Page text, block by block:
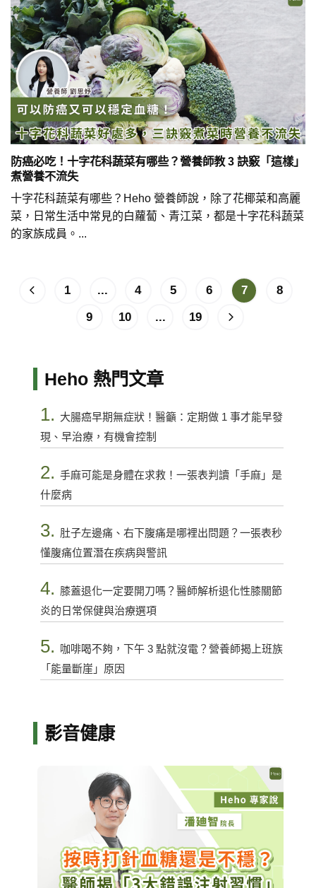
防癌必吃！十字花科蔬菜有哪些？營養師教 3 訣竅「這樣」
煮營養不流失
十字花科蔬菜有哪些？Heho 營養師說，除了花椰菜和高麗
菜，日常生活中常見的白蘿蔔、青江菜，都是十字花科蔬菜
的家族成員。...
1 ... 4 5 6 7
8
9
10 ... 19
Heho 熱門文章
1. 大腸癌早期無症狀！醫籲：定期做 1 事才能早發
現、早治療，有機會控制
2. 手麻可能是身體在求救！一張表判讀「手麻」是
什麼病
3. 肚子左邊痛、右下腹痛是哪裡出問題？一張表秒
懂腹痛位置潛在疾病與警訊
4. 膝蓋退化一定要開刀嗎？醫師解析退化性膝關節
炎的日常保健與治療選項
5.
咖啡喝不夠，下午 3 點就沒電？營養師揭上班族
「能量斷崖」原因
影音健康